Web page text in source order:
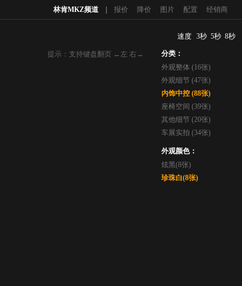
林肯MKZ频道 报价 降价 图片 配置 经销商
提示：支持键盘翻页 ←左 右→
速度 3秒 5秒 8秒
分类：
外观整体 (16张)
外观细节 (47张)
内饰中控 (88张)
座椅空间 (39张)
其他细节 (20张)
车展实拍 (34张)
外观颜色：
炫黑(8张)
珍珠白(8张)